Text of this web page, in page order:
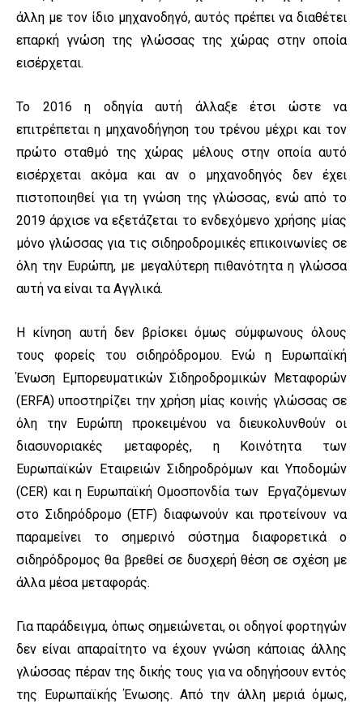
άλλη με τον ίδιο μηχανοδηγό, αυτός πρέπει να διαθέτει
επαρκή γνώση της γλώσσας της χώρας στην οποία
εισέρχεται.
Το 2016 η οδηγία αυτή άλλαξε έτσι ώστε να
επιτρέπεται η μηχανοδήγηση του τρένου μέχρι και τον
πρώτο σταθμό της χώρας μέλους στην οποία αυτό
εισέρχεται ακόμα και αν ο μηχανοδηγός δεν έχει
πιστοποιηθεί για τη γνώση της γλώσσας, ενώ από το
2019 άρχισε να εξετάζεται το ενδεχόμενο χρήσης μίας
μόνο γλώσσας για τις σιδηροδρομικές επικοινωνίες σε
όλη την Ευρώπη, με μεγαλύτερη πιθανότητα η γλώσσα
αυτή να είναι τα Αγγλικά.
Η κίνηση αυτή δεν βρίσκει όμως σύμφωνους όλους
τους φορείς του σιδηρόδρομου. Ενώ η Ευρωπαϊκή
Ένωση Εμπορευματικών Σιδηροδρομικών Μεταφορών
(ERFA) υποστηρίζει την χρήση μίας κοινής γλώσσας σε
όλη την Ευρώπη προκειμένου να διευκολυνθούν οι
διασυνοριακές μεταφορές, η Κοινότητα των
Ευρωπαϊκών Εταιρειών Σιδηροδρόμων και Υποδομών
(CER) και η Ευρωπαϊκή Ομοσπονδία των Εργαζόμενων
στο Σιδηρόδρομο (ETF) διαφωνούν και προτείνουν να
παραμείνει το σημερινό σύστημα διαφορετικά ο
σιδηρόδρομος θα βρεθεί σε δυσχερή θέση σε σχέση με
άλλα μέσα μεταφοράς.
Για παράδειγμα, όπως σημειώνεται, οι οδηγοί φορτηγών
δεν είναι απαραίτητο να έχουν γνώση κάποιας άλλης
γλώσσας πέραν της δικής τους για να οδηγήσουν εντός
της Ευρωπαϊκής Ένωσης. Από την άλλη μεριά όμως,